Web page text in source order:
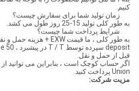
کنیم.
زمان تولید شما برای سفارش چیست؟
به طور کلی تولید 15-25 روز طول می کشد.
شرایط پرداخت شما چیست؟
قبل از حمل و نقل.
Union پرداخت کنید.
مزیت شرکت: